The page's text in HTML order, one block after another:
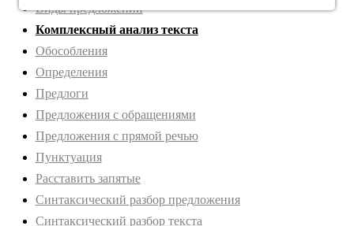
Виды предложений
Комплексный анализ текста
Обособления
Определения
Предлоги
Предложения с обращениями
Предложения с прямой речью
Пунктуация
Расставить запятые
Синтаксический разбор предложения
Синтаксический разбор текста